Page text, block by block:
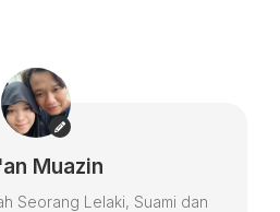
Muazin
Seorang Lelaki, Suami dan